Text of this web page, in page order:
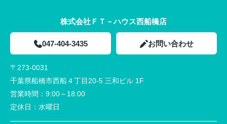
株式会社ＦＴ－ハウス西船橋店
047-404-3435 お問い合わせ
〒273-0031
千葉県船橋市西船４丁目20-5 三和ビル 1F
営業時間： 9:00～18:00
定休日： 水曜日